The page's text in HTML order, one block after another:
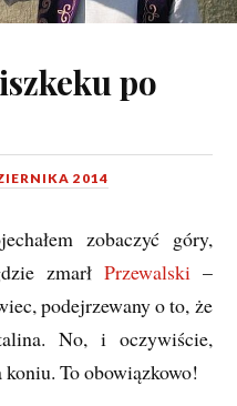
po
2014
zobaczyć góry,
zmarł Przewalski–
podejrzewany o to, że
No, i oczywiście,
To obowiązkowo!